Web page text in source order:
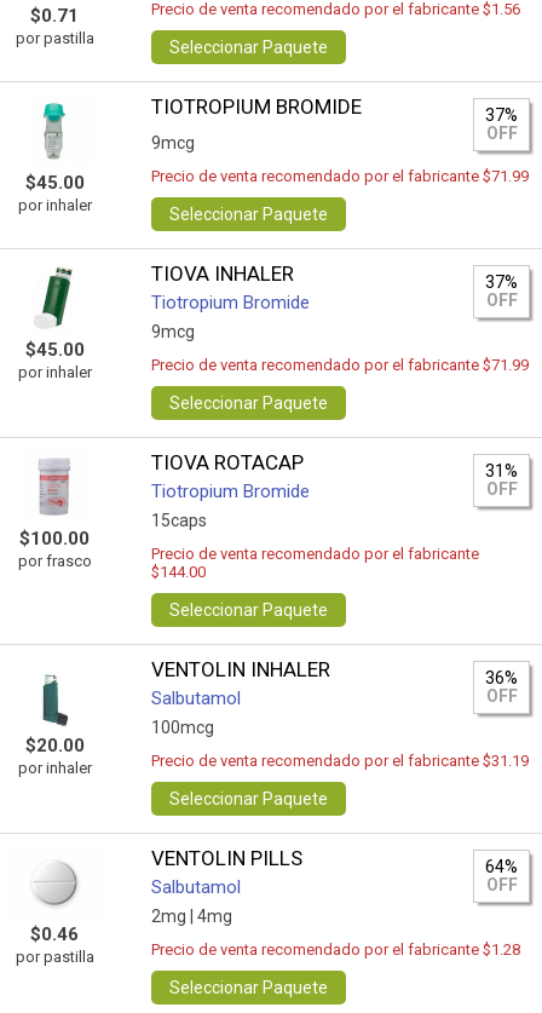
$0.71
por pastilla
Precio de venta recomendado por el fabricante $1.56
Seleccionar Paquete
$45.00
por inhaler
TIOTROPIUM BROMIDE
9mcg
37%
OFF
Precio de venta recomendado por el fabricante $71.99
Seleccionar Paquete
$45.00
por inhaler
TIOVA INHALER
Tiotropium Bromide
9mcg
37%
OFF
Precio de venta recomendado por el fabricante $71.99
Seleccionar Paquete
$100.00
por frasco
TIOVA ROTACAP
Tiotropium Bromide
15caps
31%
OFF
Precio de venta recomendado por el fabricante
$144.00
Seleccionar Paquete
$20.00
por inhaler
VENTOLIN INHALER
Salbutamol
100mcg
36%
OFF
Precio de venta recomendado por el fabricante $31.19
Seleccionar Paquete
$0.46
por pastilla
VENTOLIN PILLS
Salbutamol
2mg | 4mg
64%
OFF
Precio de venta recomendado por el fabricante $1.28
Seleccionar Paquete